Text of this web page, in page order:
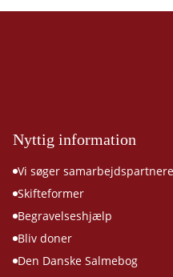
Nyttig information
Vi søger samarbejdspartnere
Skifteformer
Begravelseshjælp
Bliv doner
Den Danske Salmebog